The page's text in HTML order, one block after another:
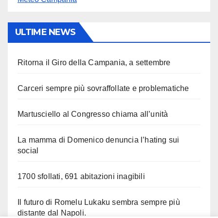
ULTIME NEWS
Ritorna il Giro della Campania, a settembre
Carceri sempre più sovraffollate e problematiche
Martusciello al Congresso chiama all’unità
La mamma di Domenico denuncia l’hating sui
social
1700 sfollati, 691 abitazioni inagibili
Il futuro di Romelu Lukaku sembra sempre più
distante dal Napoli.